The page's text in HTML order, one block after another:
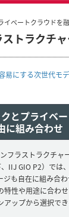
イベートクラウドを
トラクチ
易にする次世代モ
とプライベ
に組み合わせ
フラストラクチャ
、IIJ GIO P2）では、
も自在に組み合わ
特性や用途に合わせ
アップから選択でき